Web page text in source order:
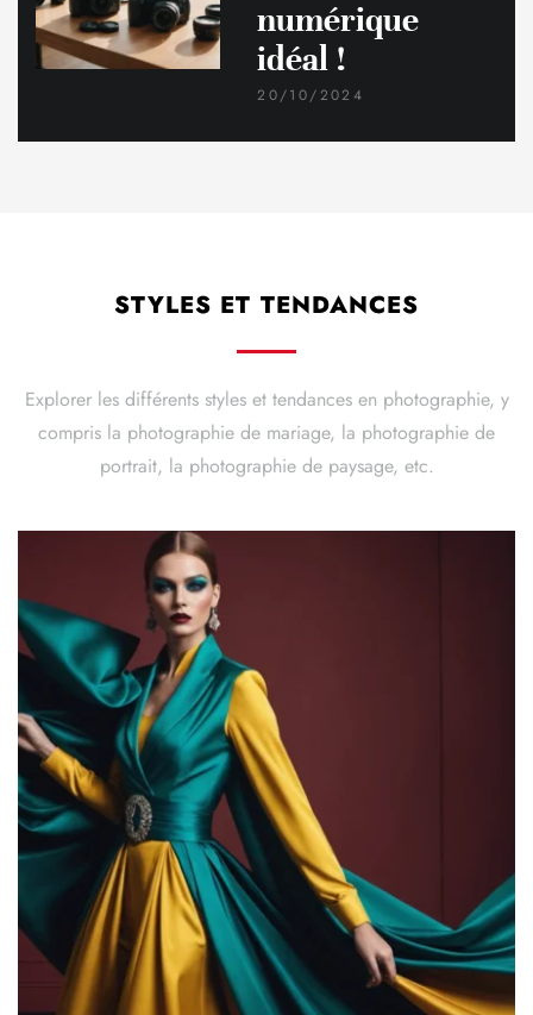
numérique
idéal !
20/10/2024
STYLES ET TENDANCES
Explorer les différents styles et tendances en photographie, y
compris la photographie de mariage, la photographie de
portrait, la photographie de paysage, etc.